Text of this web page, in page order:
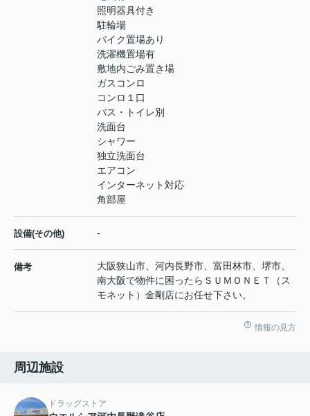
照明器具付き
駐輪場
バイク置場あり
洗濯機置場有
敷地内ごみ置き場
ガスコンロ
コンロ１口
バス・トイレ別
洗面台
シャワー
独立洗面台
エアコン
インターネット対応
角部屋
設備(その他) -
備考
大阪狭山市、河内長野市、富田林市、堺市、
南大阪で物件に困ったらＳＵＭＯＮＥＴ（ス
モネット）金剛店にお任せ下さい。
情報の見方
周辺施設
ドラッグストア